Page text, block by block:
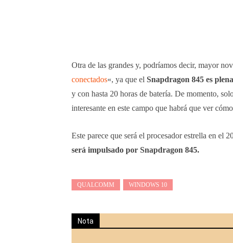
Otra de las grandes y, podríamos decir, mayor
conectados«, ya que el Snapdragon 845 es
y con hasta 20 horas de batería. De momento,
interesante en este campo que habrá que ver
Este parece que será el procesador estrella en el
será impulsado por Snapdragon 845.
QUALCOMM WINDOWS 10
Nota